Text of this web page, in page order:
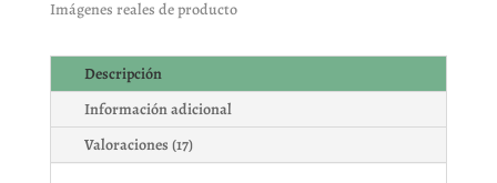
Imágenes reales de producto
Descripción
Información adicional
Valoraciones (17)